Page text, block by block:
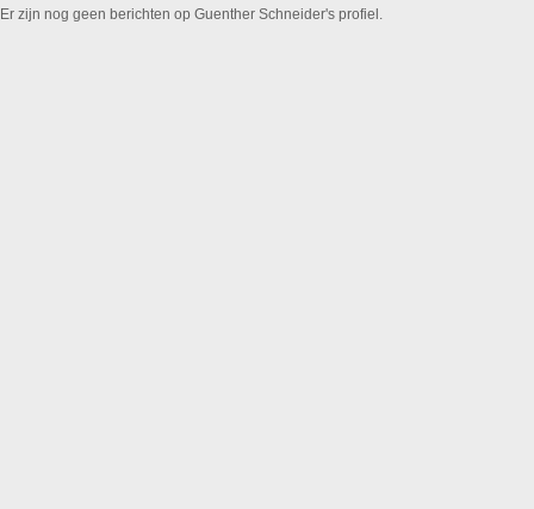
Er zijn nog geen berichten op Guenther Schneider's profiel.